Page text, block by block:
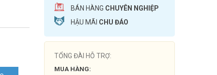
BÁN HÀNG CHUYÊN NGHIỆP
HẬU MÃI CHU ĐÁO
TỔNG ĐÀI HỖ TRỢ:
MUA HÀNG: